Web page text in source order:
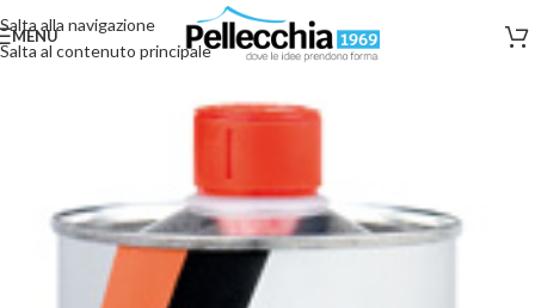
Salta alla navigazione
Salta al contenuto principale
MENU